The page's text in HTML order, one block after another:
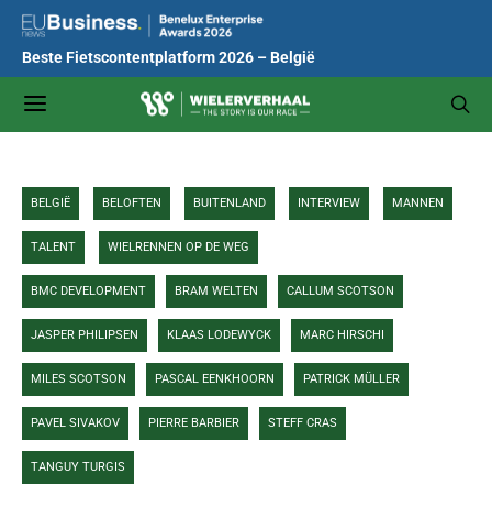
Beste Fietscontentplatform 2026 – België
BELGIË BELOFTEN BUITENLAND INTERVIEW MANNEN
TALENT WIELRENNEN OP DE WEG
BMC DEVELOPMENT BRAM WELTEN CALLUM SCOTSON
JASPER PHILIPSEN KLAAS LODEWYCK MARC HIRSCHI
MILES SCOTSON PASCAL EENKHOORN PATRICK MÜLLER
PAVEL SIVAKOV PIERRE BARBIER STEFF CRAS
TANGUY TURGIS